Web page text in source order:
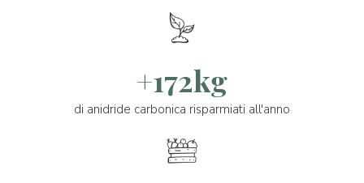
+172kg
di anidride carbonica risparmiati all'anno